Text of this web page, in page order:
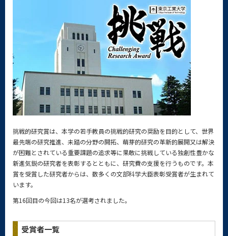
挑戦的研究賞は、本学の若手教員の挑戦的研究の奨励を目的として、世界
最先端の研究推進、未踏の分野の開拓、萌芽的研究の革新的展開又は解決
が困難とされている重要課題の追求等に果敢に挑戦している独創性豊かな
新進気鋭の研究者を表彰するとともに、研究費の支援を行うものです。本
賞を受賞した研究者からは、数多くの文部科学大臣表彰受賞者が生まれて
います。
第16回目の今回は13名が選考されました。
受賞者一覧